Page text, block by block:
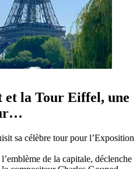
et la Tour Eiffel, une
sa célèbre tour pour l’Exposition
de la capitale, déclenche